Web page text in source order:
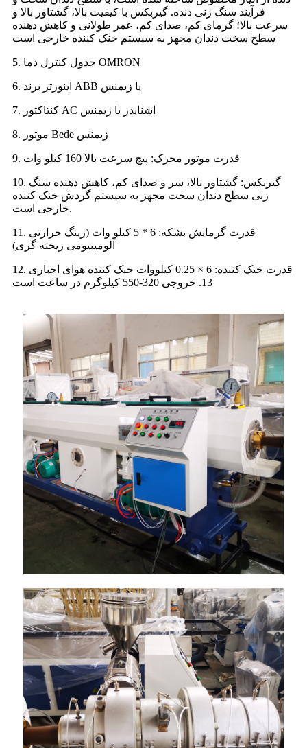
فرآیند سنگ زنی دنده. گیربکس با کیفیت بالا، گشتاور بالا و
سرعت بالا؛ گرمای کم، صدای کم، عمر طولانی و کاهش دهنده
سطح سخت دندان مجهز به سیستم خنک کننده خارجی است
5. جدول کنترل دما OMRON
6. اینورتر برند ABB یا زیمنس
7. کنتاکتور AC اشنایدر یا زیمنس
8. موتور Bede زیمنس
9. قدرت موتور محرک: پیچ سرعت بالا 160 کیلو وات
10. گیربکس: گشتاور بالا، سر و صدای کم، کاهش دهنده سنگ
زنی سطح دندان سخت مجهز به سیستم گردش خنک کننده
خارجی است.
11. قدرت گرمایش بشکه: 6 * 5 کیلو وات (رینگ حرارتی
آلومینیومی ریخته گری)
12. قدرت خنک کننده: 6 × 0.25 کیلووات خنک کننده هوای اجباری
13. خروجی 320-550 کیلوگرم در ساعت است